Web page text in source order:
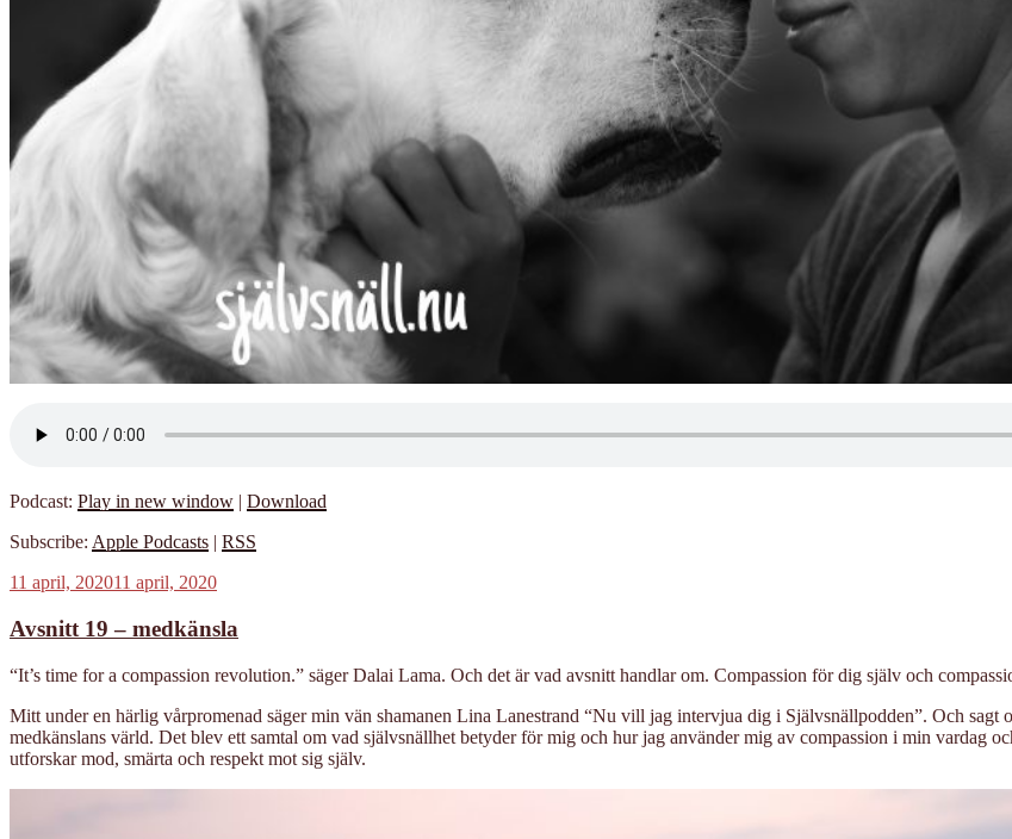
Podcast: Play in new window | Download
Subscribe: Apple Podcasts | RSS
Publicerat
11 april, 202011 april, 2020
Avsnitt 19 – medkänsla
“It’s time for a compassion revolution.” säger Dalai Lama. Och det är vad avsnitt handlar om. Compassion för dig själv och
Mitt under en härlig vårpromenad säger min vän shamanen Lina Lanestrand “Nu vill jag intervjua dig i Självsnällpodden”. Och
medkänslans värld. Det blev ett samtal om vad självsnällhet betyder för mig och hur jag använder mig av compassion i min vardag
utforskar mod, smärta och respekt mot sig själv.